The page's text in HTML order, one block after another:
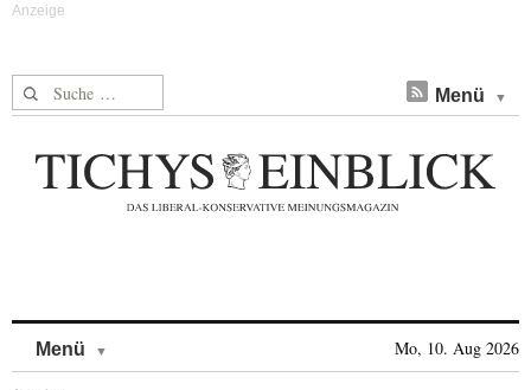
Suche nach: Menü
Menü Mo, 10. Aug 2026